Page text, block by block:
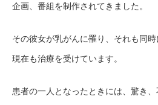
企画、番組を制作されてきました。
その彼女が乳がんに罹り、それも同時
現在も治療を受けています。
患者の一人となったときには、驚き